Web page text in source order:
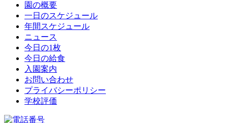
園の概要
一日のスケジュール
年間スケジュール
ニュース
今日の1枚
今日の給食
入園案内
お問い合わせ
プライバシーポリシー
学校評価